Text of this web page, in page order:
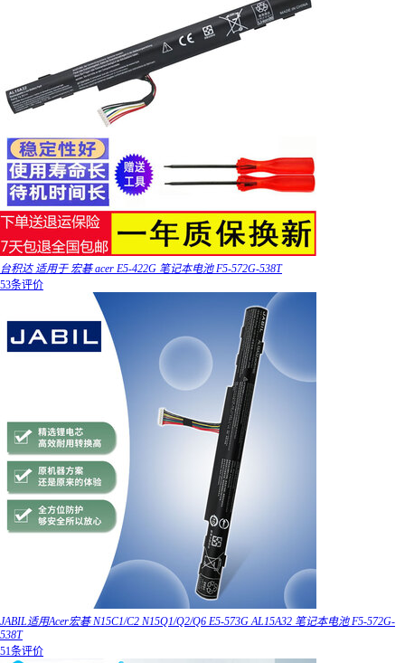
台积达 适用于 宏碁 acer E5-422G 笔记本电池 F5-572G-538T
53条评价
JABIL适用Acer宏碁 N15C1/C2 N15Q1/Q2/Q6 E5-573G AL15A32 笔记本电池 F5-572G-
538T
51条评价